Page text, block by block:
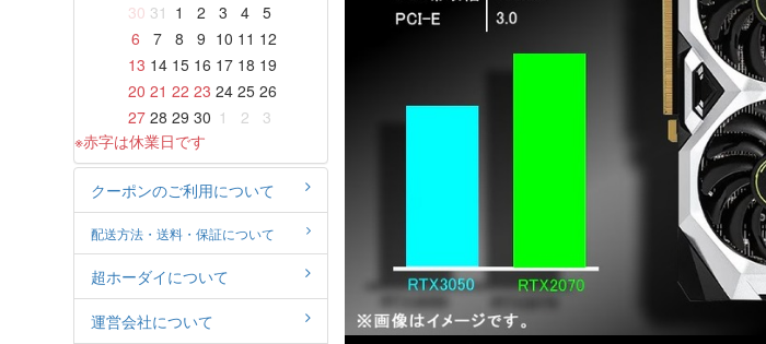
30 31 1 2 3 4
5
6
7 8 9 10 11 12
13 14 15 16 17 18 19
20 21 22 23 24 25 26
27 28 29 30 1 2
3
※赤字は休業日です
クーポンのご利用について
配送方法・送料・保証について
超ホーダイについて
運営会社について